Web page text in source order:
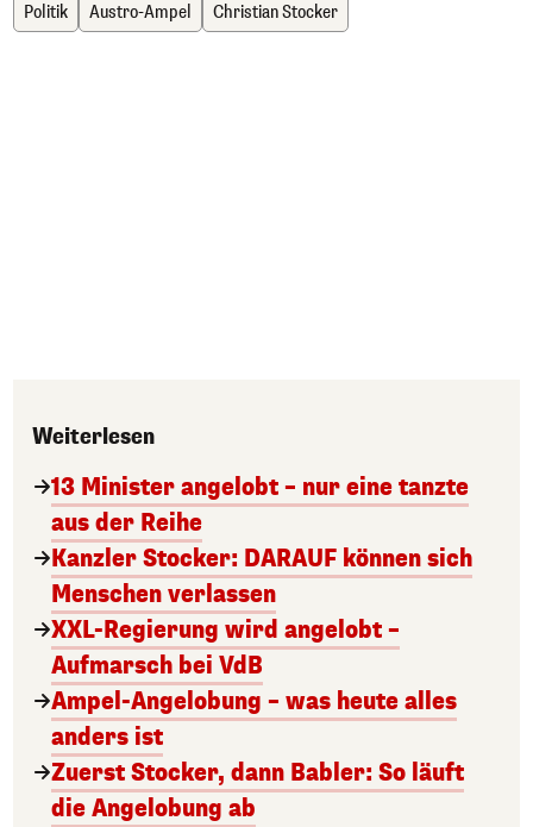
Politik Austro-Ampel Christian Stocker
Weiterlesen
13 Minister angelobt – nur eine tanzte
aus der Reihe
Kanzler Stocker: DARAUF können sich
Menschen verlassen
XXL-Regierung wird angelobt –
Aufmarsch bei VdB
Ampel-Angelobung – was heute alles
anders ist
Zuerst Stocker, dann Babler: So läuft
die Angelobung ab